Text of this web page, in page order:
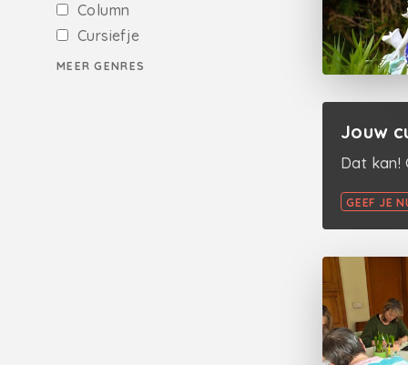
Column
Cursiefje
MEER GENRES
Jouw
Dat kan!
GEEF JE